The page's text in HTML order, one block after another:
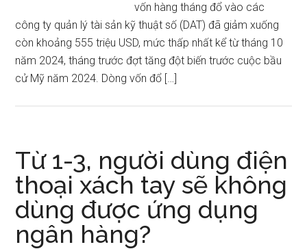
vốn hàng tháng đổ vào các
công ty quản lý tài sản kỹ thuật số (DAT) đã giảm xuống
còn khoảng 555 triệu USD, mức thấp nhất kể từ tháng 10
năm 2024, tháng trước đợt tăng đột biến trước cuộc bầu
cử Mỹ năm 2024. Dòng vốn đổ […]
Từ 1-3, người dùng điện
thoại xách tay sẽ không
dùng được ứng dụng
ngân hàng?